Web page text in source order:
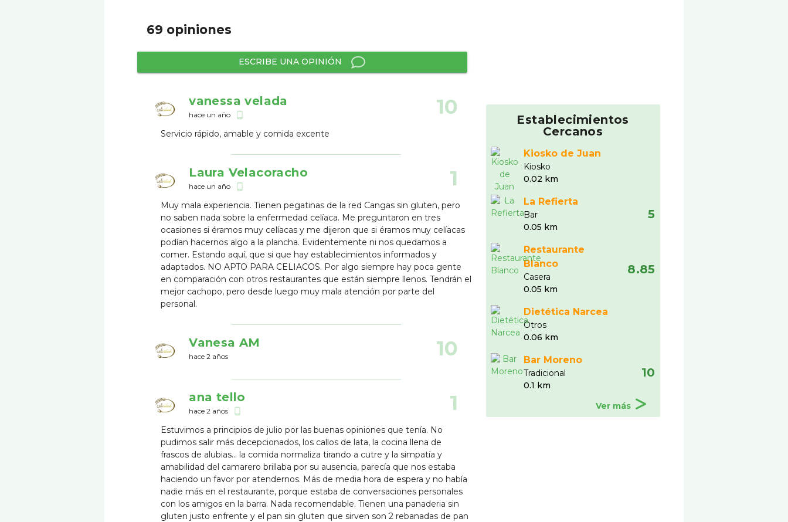
69 opiniones
ESCRIBE UNA OPINIÓN
vanessa velada
hace un año phone_android 10
Servicio rápido, amable y comida excente
Laura Velacoracho
hace un año phone_android 1
Muy mala experiencia. Tienen pegatinas de la red Cangas sin gluten, pero
no saben nada sobre la enfermedad celíaca. Me preguntaron en tres
ocasiones si éramos muy celíacas y me dijeron que si éramos muy celíacas
podían hacernos algo a la plancha. Evidentemente ni nos quedamos a
comer. Estando aquí, que si que hay establecimientos informados y
adaptados. NO APTO PARA CELIACOS. Por algo siempre hay poca gente
en comparación con otros restaurantes que están siempre llenos. Tendrán el
mejor cachopo, pero desde luego muy mala atención por parte del
personal.
Vanesa AM
hace 2 años 10
ana tello
hace 2 años phone_android 1
Estuvimos a principios de julio por las buenas opiniones que tenía. No
pudimos salir más decepcionados, los callos de lata, la cocina llena de
frascos de alubias... la comida normaliza tirando a cutre y la simpatía y
amabilidad del camarero brillaba por su ausencia, parecía que nos estaba
haciendo un favor por atendernos. Más de media hora de espera y no había
nadie más en el restaurante, porque estaba de conversaciones personales
con los amigos en la barra. Nada recomendable. Tienen una panaderia sin
gluten justo enfrente y el pan sin gluten que sirven son 2 rebanadas de pan
Establecimientos
Cercanos
Kiosko de Juan
Kiosko
0.02 km
La Refierta
Bar
0.05 km
5
Restaurante
Blanco
Casera
0.05 km
8.85
Dietética Narcea
Otros
0.06 km
Bar Moreno
Tradicional
0.1 km
10
Ver más